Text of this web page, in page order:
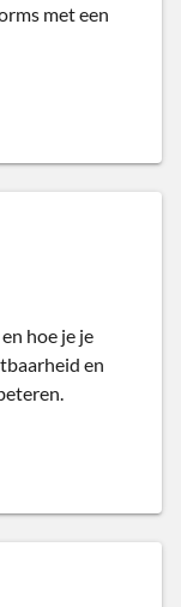
met een
hoe je je
en